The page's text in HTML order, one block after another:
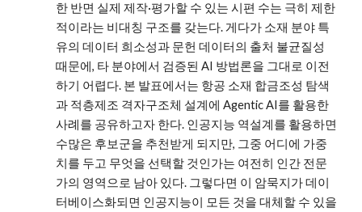
한 반면 실제 제작·평가할 수 있는 시편 수는 극히 제한
적이라는 비대칭 구조를 갖는다. 게다가 소재 분야 특
유의 데이터 희소성과 문헌 데이터의 출처 불균질성
때문에, 타 분야에서 검증된 AI 방법론을 그대로 이전
하기 어렵다. 본 발표에서는 항공 소재 합금조성 탐색
과 적층제조 격자구조체 설계에 Agentic AI를 활용한
사례를 공유하고자 한다. 인공지능 역설계를 활용하면
수많은 후보군을 추천받게 되지만, 그중 어디에 가중
치를 두고 무엇을 선택할 것인가는 여전히 인간 전문
가의 영역으로 남아 있다. 그렇다면 이 암묵지가 데이
터베이스화되면 인공지능이 모든 것을 대체할 수 있을